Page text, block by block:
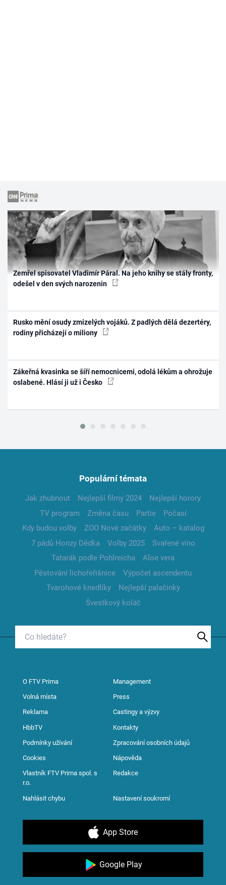
Zemřel spisovatel Vladimír Páral. Na jeho knihy se stály fronty,
odešel v den svých narozenin
Rusko mění osudy zmizelých vojáků. Z padlých dělá dezertéry,
rodiny přicházejí o miliony
Zákeřná kvasinka se šíří nemocnicemi, odolá lékům a ohrožuje
oslabené. Hlásí ji už i Česko
Populární témata
Jak zhubnout Nejlepší filmy 2024
Nejlepší horory
TV program
Změna času Partie
Počasí
Kdy budou volby
ZOO Nové začátky
Auto – katalog
7 pádů Honzy Dědka
Volby 2025
Svařené víno
Tatarák podle Pohlreicha
Aloe vera
Pěstování lichořeřišnice
Výpočet ascendentu
Tvarohové knedlíky
Nejlepší palačinky
Švestkový koláč
O FTV Prima Management
Volná místa Press
Reklama Castingy a výzvy
HbbTV Kontakty
Podmínky užívání Zpracování osobních údajů
Cookies Nápověda
Vlastník FTV Prima spol. s
r.o.
Redakce
Nahlásit chybu Nastavení soukromí
App Store
Google Play